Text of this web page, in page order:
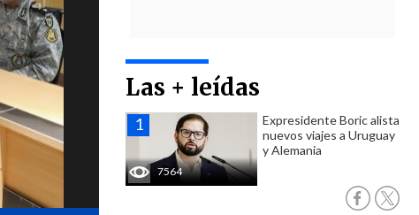
Las + leídas
7564
Expresidente Boric alista
nuevos viajes a Uruguay
y Alemania